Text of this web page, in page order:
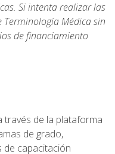
Si intenta realizar las
Terminología Médica sin
de financiamiento
través de la plataforma
de grado,
de capacitación